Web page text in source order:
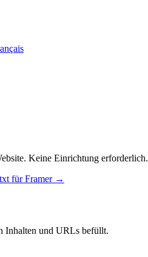
Keine Einrichtung erforderlich.
für Framer →
Inhalten und URLs befüllt.